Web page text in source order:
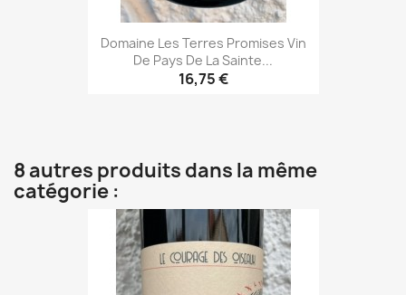
Domaine Les Terres Promises Vin
De Pays De La Sainte...
16,75 €
8 autres produits dans la même
catégorie :